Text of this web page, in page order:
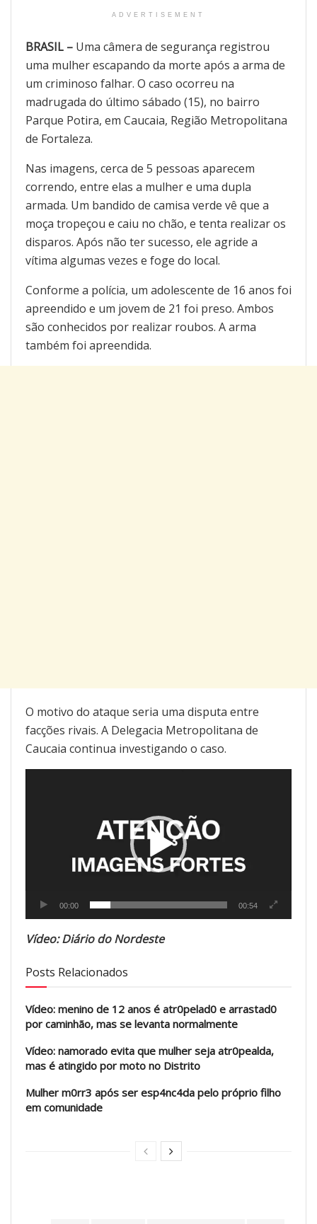
ADVERTISEMENT
BRASIL – Uma câmera de segurança registrou
uma mulher escapando da morte após a arma de
um criminoso falhar. O caso ocorreu na
madrugada do último sábado (15), no bairro
Parque Potira, em Caucaia, Região Metropolitana
de Fortaleza.
Nas imagens, cerca de 5 pessoas aparecem
correndo, entre elas a mulher e uma dupla
armada. Um bandido de camisa verde vê que a
moça tropeçou e caiu no chão, e tenta realizar os
disparos. Após não ter sucesso, ele agride a
vítima algumas vezes e foge do local.
Conforme a polícia, um adolescente de 16 anos foi
apreendido e um jovem de 21 foi preso. Ambos
são conhecidos por realizar roubos. A arma
também foi apreendida.
O motivo do ataque seria uma disputa entre
facções rivais. A Delegacia Metropolitana de
Caucaia continua investigando o caso.
00:00 00:54
Vídeo: Diário do Nordeste
Posts Relacionados
Vídeo: menino de 12 anos é atr0pelad0 e arrastad0
por caminhão, mas se levanta normalmente
Vídeo: namorado evita que mulher seja atr0pealda,
mas é atingido por moto no Distrito
Mulher m0rr3 após ser esp4nc4da pelo próprio filho
em comunidade